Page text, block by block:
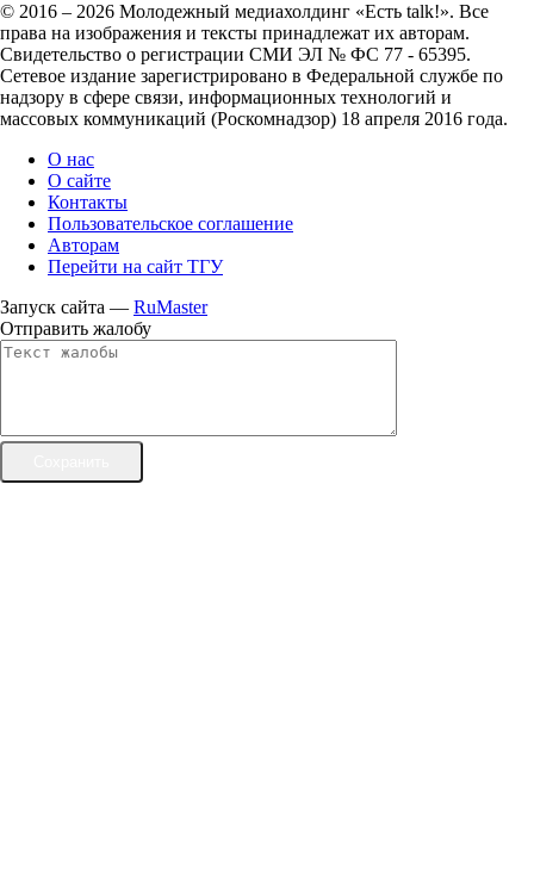
© 2016 – 2026 Молодежный медиахолдинг «Есть talk!». Все
права на изображения и тексты принадлежат их авторам.
Свидетельство о регистрации СМИ ЭЛ № ФС 77 - 65395.
Сетевое издание зарегистрировано в Федеральной службе по
надзору в сфере связи, информационных технологий и
массовых коммуникаций (Роскомнадзор) 18 апреля 2016 года.
О нас
О сайте
Контакты
Пользовательское соглашение
Авторам
Перейти на сайт ТГУ
Запуск сайта — RuMaster
Отправить жалобу